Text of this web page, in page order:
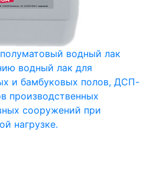
полуматовый водный лак
водный лак для
и бамбуковых полов, ДСП-
производственных
сооружений при
нагрузке.